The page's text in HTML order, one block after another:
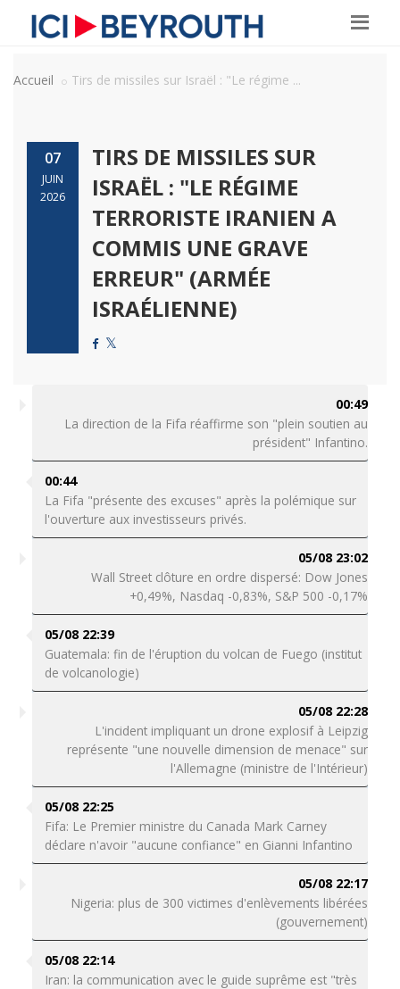
Accueil Tirs de missiles sur Israël : "Le régime ...
07
JUIN
2026
TIRS DE MISSILES SUR
ISRAËL : "LE RÉGIME
TERRORISTE IRANIEN A
COMMIS UNE GRAVE
ERREUR" (ARMÉE
ISRAÉLIENNE)
00:49
La direction de la Fifa réaffirme son "plein soutien au
président" Infantino.
00:44
La Fifa "présente des excuses" après la polémique sur
l'ouverture aux investisseurs privés.
05/08 23:02
Wall Street clôture en ordre dispersé: Dow Jones
+0,49%, Nasdaq -0,83%, S&P 500 -0,17%
05/08 22:39
Guatemala: fin de l'éruption du volcan de Fuego (institut
de volcanologie)
05/08 22:28
L'incident impliquant un drone explosif à Leipzig
représente "une nouvelle dimension de menace" sur
l'Allemagne (ministre de l'Intérieur)
05/08 22:25
Fifa: Le Premier ministre du Canada Mark Carney
déclare n'avoir "aucune confiance" en Gianni Infantino
05/08 22:17
Nigeria: plus de 300 victimes d'enlèvements libérées
(gouvernement)
05/08 22:14
Iran: la communication avec le guide suprême est "très